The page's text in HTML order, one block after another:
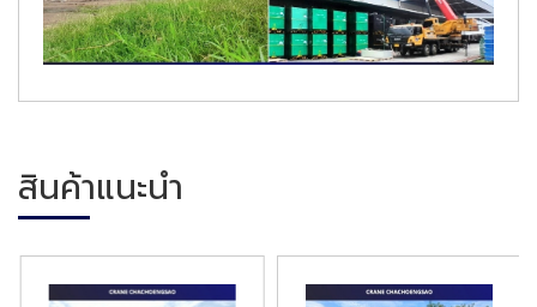
สินค้าแนะนำ